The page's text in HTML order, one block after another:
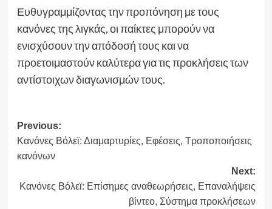
Ευθυγραμμίζοντας την προπόνηση με τους
κανόνες της λιγκάς, οι παίκτες μπορούν να
ενισχύσουν την απόδοσή τους και να
προετοιμαστούν καλύτερα για τις προκλήσεις των
αντίστοιχων διαγωνισμών τους.
Post
navigation
Previous:
Κανόνες Βόλεϊ: Διαμαρτυρίες, Εφέσεις, Τροποποιήσεις
κανόνων
Next:
Κανόνες Βόλεϊ: Επίσημες αναθεωρήσεις, Επαναλήψεις
βίντεο, Σύστημα προκλήσεων